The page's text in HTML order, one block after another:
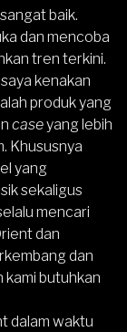
baik.
dan mencoba
tren terkini.
kenakan
produk yang
caseyang lebih
Khususnya
yang
sekaligus
mencari
dan
dan
butuhkan
dalam waktu